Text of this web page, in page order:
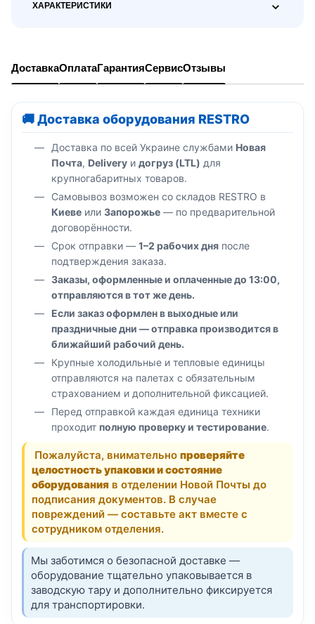
ХАРАКТЕРИСТИКИ
ДоставкаОплатаГарантияСервисОтзывы
🚚 Доставка оборудования RESTRO
Доставка по всей Украине службами Новая
Почта, Delivery и догруз (LTL) для
крупногабаритных товаров.
Самовывоз возможен со складов RESTRO в
Киеве или Запорожье — по предварительной
договорённости.
Срок отправки — 1–2 рабочих дня после
подтверждения заказа.
Заказы, оформленные и оплаченные до 13:00,
отправляются в тот же день.
Если заказ оформлен в выходные или
праздничные дни — отправка производится в
ближайший рабочий день.
Крупные холодильные и тепловые единицы
отправляются на палетах с обязательным
страхованием и дополнительной фиксацией.
Перед отправкой каждая единица техники
проходит полную проверку и тестирование.
Пожалуйста, внимательно проверяйте
целостность упаковки и состояние
оборудования в отделении Новой Почты до
подписания документов. В случае
повреждений — составьте акт вместе с
сотрудником отделения.
Мы заботимся о безопасной доставке —
оборудование тщательно упаковывается в
заводскую тару и дополнительно фиксируется
для транспортировки.